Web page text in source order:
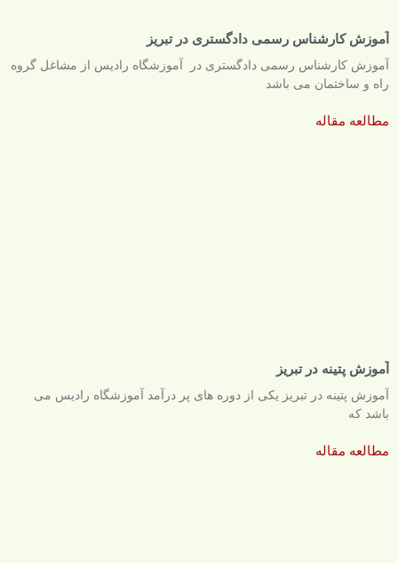
آموزش کارشناس رسمی دادگستری در تبریز
آموزش کارشناس رسمی دادگستری در آموزشگاه رادیس از مشاغل گروه
راه و ساختمان می باشد
مطالعه مقاله
آموزش پتینه در تبریز
آموزش پتینه در تبریز یکی از دوره های پر درآمد آموزشگاه رادیس می
باشد که
مطالعه مقاله